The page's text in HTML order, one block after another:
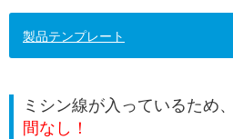
製品テンプレート
ミシン線が入っているため、
間なし！